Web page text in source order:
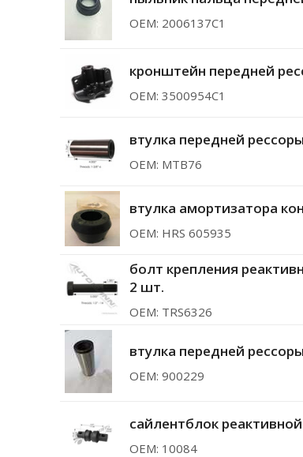
ОЕМ: 2006137С1
кронштейн передней
ОЕМ: 3500954C1
втулка передней рессоры
ОЕМ: MTB76
втулка амортизатора
ОЕМ: HRS 605935
болт крепления
2 шт.
ОЕМ: TRS6326
втулка передней рессоры
ОЕМ: 900229
сайлентблок реактивной
ОЕМ: 10084